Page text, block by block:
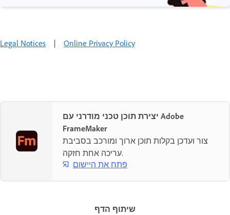
Legal Notices | Online Privacy Policy
יצירת תוכן טכני מודרני עם Adobe
FrameMaker
צור ועדכן בקלות תוכן ארוך ומורכב בסביבת
עריכה אחת חזקה.
פתח את היישום
שיתוף הדף